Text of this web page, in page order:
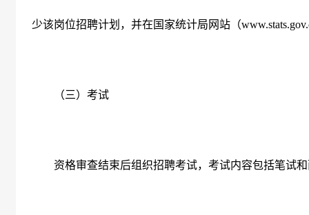
少该岗位招聘计划，并在国家统计局网站（
（三）考试
资格审查结束后组织招聘考试，考试内容包括笔试和